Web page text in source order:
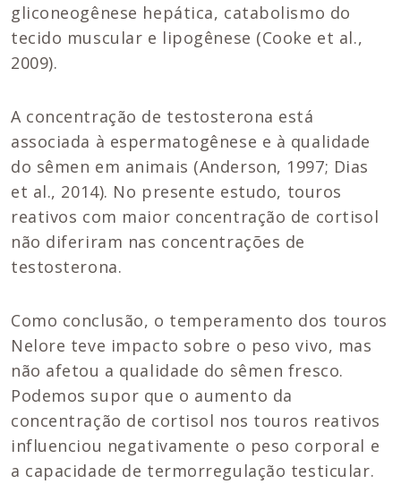
gliconeogênese hepática, catabolismo do
tecido muscular e lipogênese (Cooke et al.,
2009).
A concentração de testosterona está
associada à espermatogênese e à qualidade
do sêmen em animais (Anderson, 1997; Dias
et al., 2014). No presente estudo, touros
reativos com maior concentração de cortisol
não diferiram nas concentrações de
testosterona.
Como conclusão, o temperamento dos touros
Nelore teve impacto sobre o peso vivo, mas
não afetou a qualidade do sêmen fresco.
Podemos supor que o aumento da
concentração de cortisol nos touros reativos
influenciou negativamente o peso corporal e
a capacidade de termorregulação testicular.